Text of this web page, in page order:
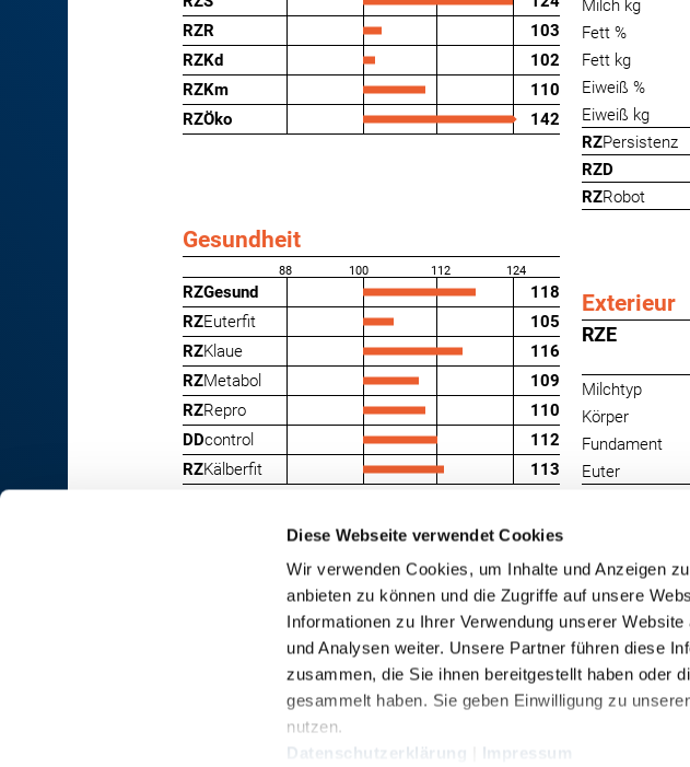
Diese Webseite verwendet Cookies
Wir verwenden Cookies, um Inhalte und Anzeigen
anbieten zu können und die Zugriffe auf unsere
Informationen zu Ihrer Verwendung unserer
und Analysen weiter. Unsere Partner führen diese
zusammen, die Sie ihnen bereitgestellt haben oder
gesammelt haben. Sie geben Einwilligung zu
nutzen.
Datenschutzerklärung
Impressum
RZR
103
RZKd
102
RZKm
110
RZÖko
142
Gesundheit
88 100 112 124
RZGesund
118
RZEuterfit
105
RZKlaue
116
RZMetabol
109
RZRepro
110
DDcontrol
112
RZKälberfit 113
Milch kg
Fett %
Fett kg
Eiweiß %
Eiweiß kg
RZPersistenz
RZD
RZRobot
Exterieur
RZE
Milchtyp
Körper
Fundament
Euter
RINDER-UNION WEST eG
RUW-Zentrale Münster
RUW-Regionalzentrum
Nordrhein
Kleinewefersstraße 160